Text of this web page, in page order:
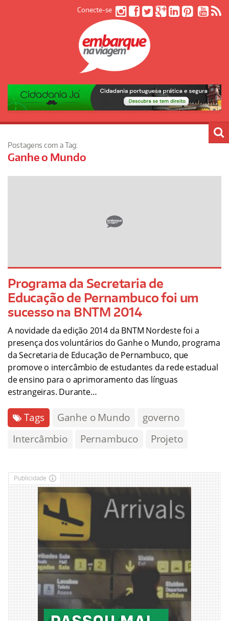
Conecte-se
Postagens com a Tag:
Ganhe o Mundo
Programa da Secretaria de
Educação de Pernambuco foi um
sucesso na BNTM 2014
A novidade da edição 2014 da BNTM Nordeste foi a
presença dos voluntários do Ganhe o Mundo, programa
da Secretaria de Educação de Pernambuco, que
promove o intercâmbio de estudantes da rede estadual
de ensino para o aprimoramento das línguas
estrangeiras. Durante…
Tags Ganhe o Mundo
governo
Intercâmbio
Pernambuco Projeto
Publicidade